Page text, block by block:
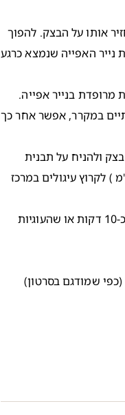
אותו על הבצק. להפוך
נייר האפייה שנמצא כרגע
בנייר אפייה.
במקרר, אפשר אחר כך
ולהניח על תבנית
בנייר אפייה. בעזרת קורצן עגול קטן (בקוטר 2 ס"מ ) לקרוץ עיגולים במרכז
להכניס את שני מגשי הפרחים (עם חור ובלי) לתנור לאפייה של כ-10 דקות או שהעוגיות
שמודגם בסרטון)